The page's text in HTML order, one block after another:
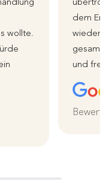
wollte.
dem
wieder
gesamte
und